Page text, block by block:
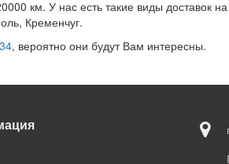
км. У нас есть такие виды доставок
Кременчуг.
, вероятно они будут Вам интересны.